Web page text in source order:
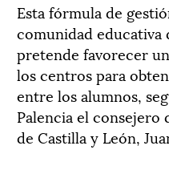
Esta fórmula de
comunidad educativa
pretende favorecer
los centros para
entre los alumnos,
Palencia el consejero
de Castilla y León,